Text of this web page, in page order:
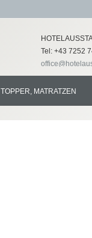
Lieferland
Tel: +43 7252
TOPPER, MATRATZEN